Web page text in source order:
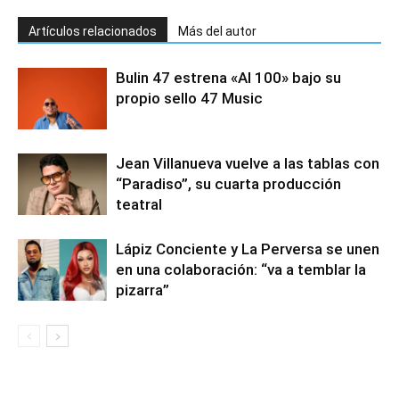
Artículos relacionados Más del autor
Bulin 47 estrena «Al 100» bajo su
propio sello 47 Music
Jean Villanueva vuelve a las tablas con
“Paradiso”, su cuarta producción
teatral
Lápiz Conciente y La Perversa se unen
en una colaboración: “va a temblar la
pizarra”